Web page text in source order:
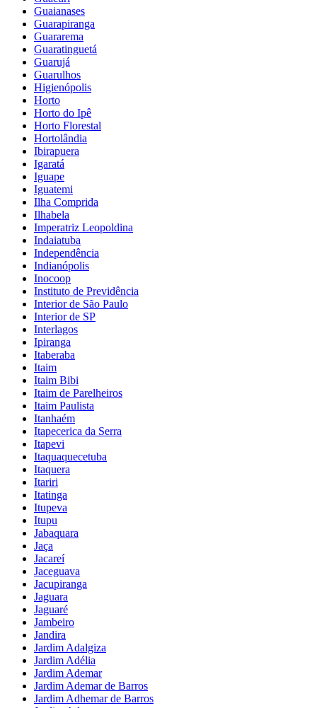
Guaianases
Guarapiranga
Guararema
Guaratinguetá
Guarujá
Guarulhos
Higienópolis
Horto
Horto do Ipê
Horto Florestal
Hortolândia
Ibirapuera
Igaratá
Iguape
Iguatemi
Ilha Comprida
Ilhabela
Imperatriz Leopoldina
Indaiatuba
Independência
Indianópolis
Inocoop
Instituto de Previdência
Interior de São Paulo
Interior de SP
Interlagos
Ipiranga
Itaberaba
Itaim
Itaim Bibi
Itaim de Parelheiros
Itaim Paulista
Itanhaém
Itapecerica da Serra
Itapevi
Itaquaquecetuba
Itaquera
Itariri
Itatinga
Itupeva
Itupu
Jabaquara
Jaça
Jacareí
Jaceguava
Jacupiranga
Jaguara
Jaguaré
Jambeiro
Jandira
Jardim Adalgiza
Jardim Adélia
Jardim Ademar
Jardim Ademar de Barros
Jardim Adhemar de Barros